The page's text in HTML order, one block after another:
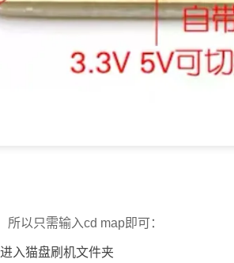
以只需输入cd map即可：
盘刷机文件夹